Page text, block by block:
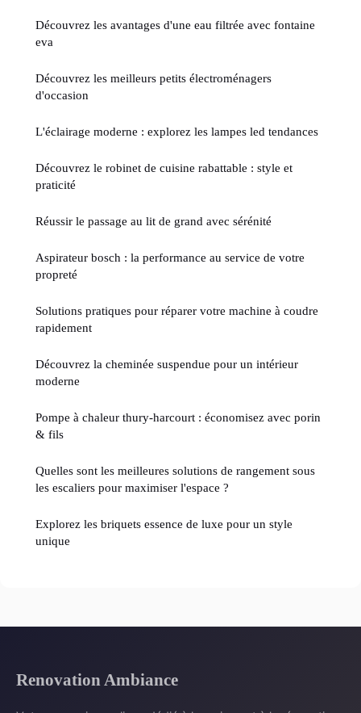
Découvrez les avantages d'une eau filtrée avec fontaine
eva
Découvrez les meilleurs petits électroménagers
d'occasion
L'éclairage moderne : explorez les lampes led tendances
Découvrez le robinet de cuisine rabattable : style et
praticité
Réussir le passage au lit de grand avec sérénité
Aspirateur bosch : la performance au service de votre
propreté
Solutions pratiques pour réparer votre machine à coudre
rapidement
Découvrez la cheminée suspendue pour un intérieur
moderne
Pompe à chaleur thury-harcourt : économisez avec porin
& fils
Quelles sont les meilleures solutions de rangement sous
les escaliers pour maximiser l'espace ?
Explorez les briquets essence de luxe pour un style
unique
Renovation Ambiance